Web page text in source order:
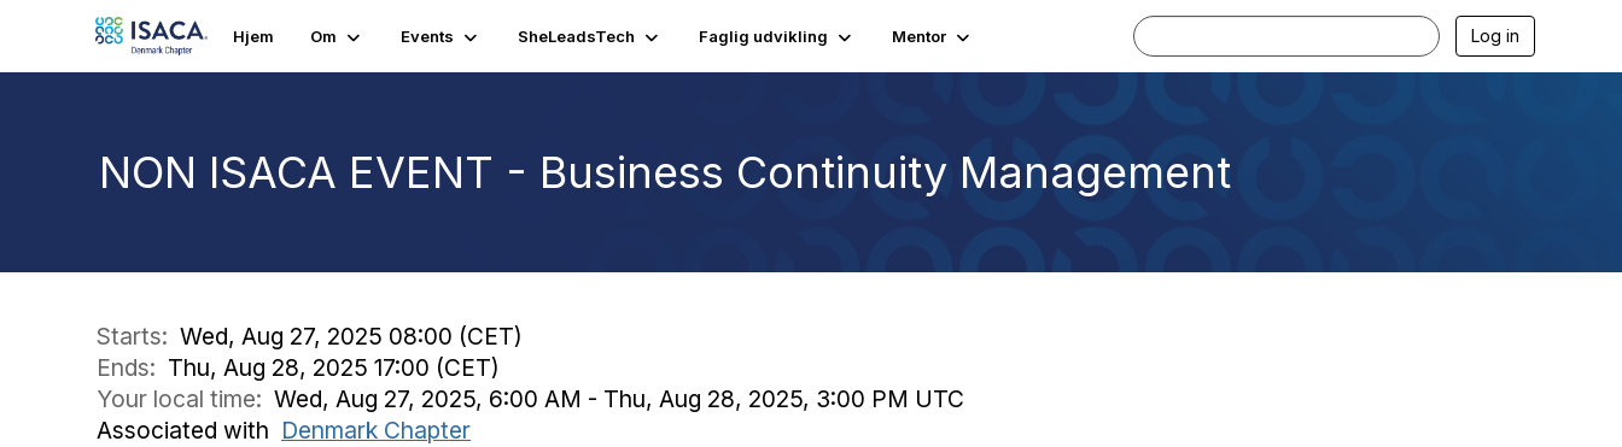
Hjem Om Events SheLeadsTech Faglig udvikling Mentor Log in
NON ISACA EVENT - Business Continuity Management
Starts: Wed, Aug 27, 2025 08:00 (CET)
Ends: Thu, Aug 28, 2025 17:00 (CET)
Your local time: Wed, Aug 27, 2025, 6:00 AM - Thu, Aug 28, 2025, 3:00 PM UTC
Associated with Denmark Chapter